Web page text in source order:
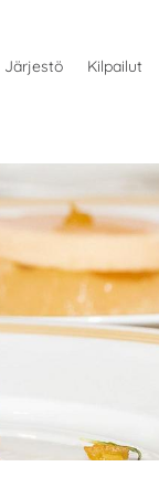
Järjestö Kilpailut